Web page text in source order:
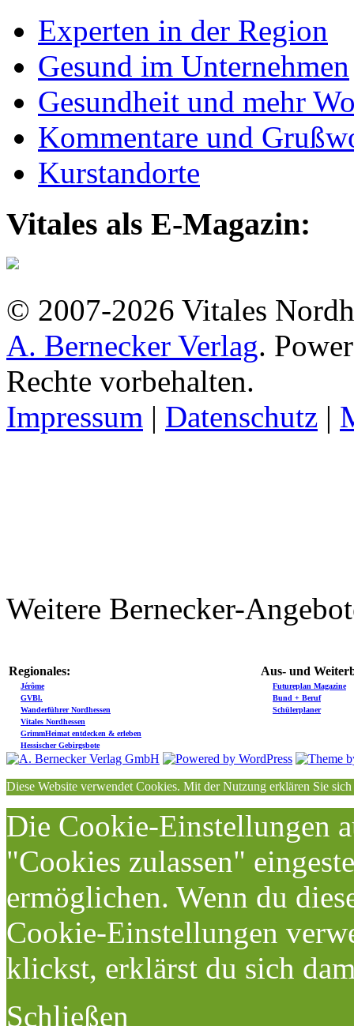
Experten in der Region
Gesund im Unternehmen
Gesundheit und mehr
Kommentare und
Kurstandorte
Vitales als E-Magazin:
© 2007-2026 Vitales
A. Bernecker Verlag.
Rechte vorbehalten.
Impressum | Datenschutz |
Weitere Bernecker-
Regionales: Aus- und
Jérôme
Futureplan Magazine
GVBl.
Bund + Beruf
Wanderführer Nordhessen
Schülerplaner
Vitales Nordhessen
GrimmHeimat entdecken & erleben
Hessischer Gebirgsbote
Diese Website verwendet Cookies. Mit der Nutzung erklären Sie
Die Cookie-Einstellungen
"Cookies zulassen"
ermöglichen. Wenn du
Cookie-Einstellungen
klickst, erklärst du sich
Schließen